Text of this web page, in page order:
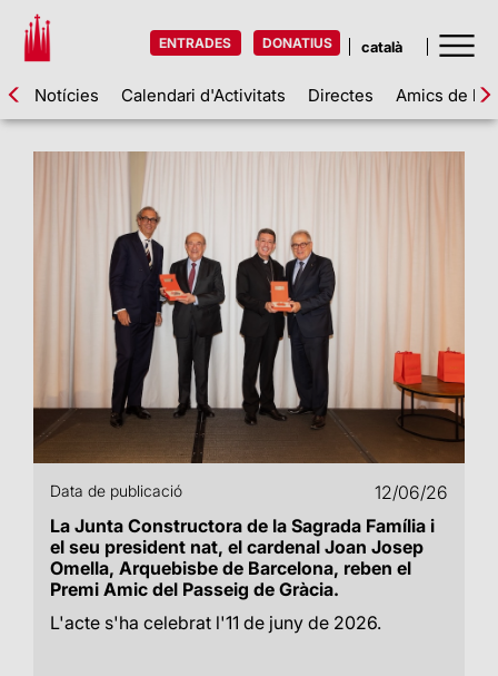
ENTRADES DONATIUS
Notícies Calendari d'Activitats Directes Amics de la
Data de publicació
12/06/26
La Junta Constructora de la Sagrada Família i
el seu president nat, el cardenal Joan Josep
Omella, Arquebisbe de Barcelona, reben el
Premi Amic del Passeig de Gràcia.
L'acte s'ha celebrat l'11 de juny de 2026.